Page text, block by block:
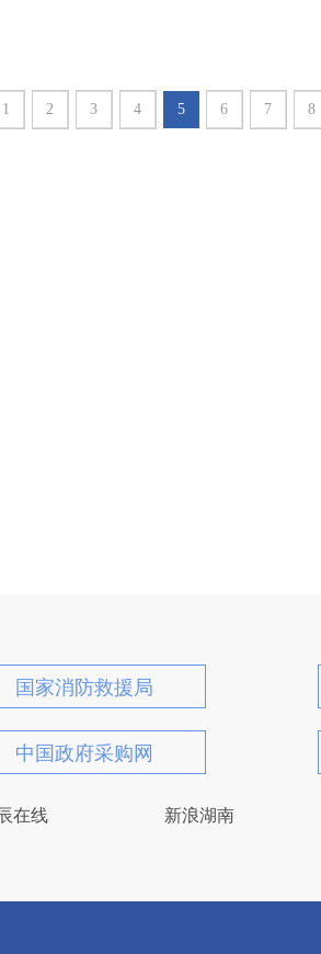
1 2 3 4 5 6 7 8
国家消防救援局
中国政府采购网
在线 新浪湖南